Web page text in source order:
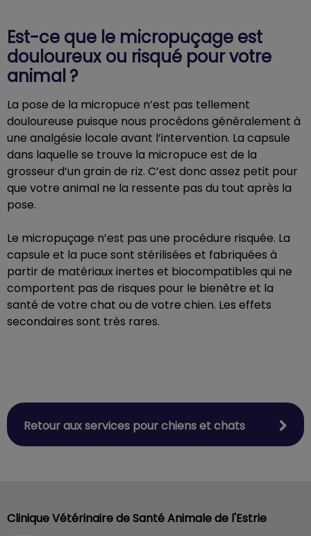
Est-ce que le micropuçage est
douloureux ou risqué pour votre
animal ?
La pose de la micropuce n’est pas tellement
douloureuse puisque nous procédons généralement à
une analgésie locale avant l’intervention. La capsule
dans laquelle se trouve la micropuce est de la
grosseur d’un grain de riz. C’est donc assez petit pour
que votre animal ne la ressente pas du tout après la
pose.
Le micropuçage n’est pas une procédure risquée. La
capsule et la puce sont stérilisées et fabriquées à
partir de matériaux inertes et biocompatibles qui ne
comportent pas de risques pour le bienêtre et la
santé de votre chat ou de votre chien. Les effets
secondaires sont très rares.
Retour aux services pour chiens et chats
Clinique Vétérinaire de Santé Animale de l'Estrie